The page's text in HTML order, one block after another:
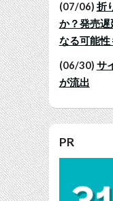
(07/06) 折
か？発売
なる可能性
(06/30) サ
が流出
PR